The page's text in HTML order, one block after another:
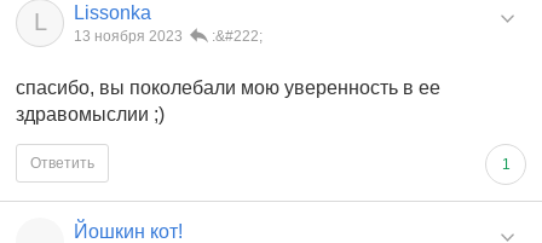
L Lissonka
13 ноября 2023 :&#222;
спасибо, вы поколебали мою уверенность в ее
здравомыслии ;)
1
Ответить
Йошкин кот!